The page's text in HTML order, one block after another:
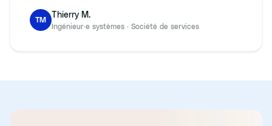
TM
Thierry M.
Ingénieur·e systèmes · Société de services